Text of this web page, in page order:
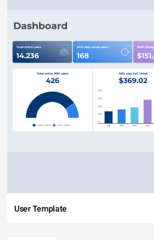
User Template